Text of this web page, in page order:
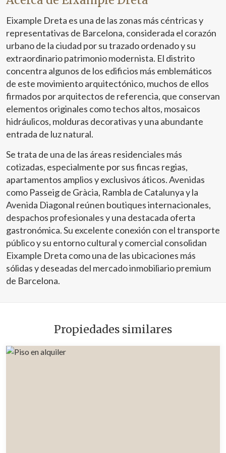
Eixample Dreta es una de las zonas más céntricas y
representativas de Barcelona, considerada el corazón
urbano de la ciudad por su trazado ordenado y su
extraordinario patrimonio modernista. El distrito
concentra algunos de los edificios más emblemáticos
de este movimiento arquitectónico, muchos de ellos
firmados por arquitectos de referencia, que conservan
elementos originales como techos altos, mosaicos
hidráulicos, molduras decorativas y una abundante
entrada de luz natural.
Se trata de una de las áreas residenciales más
cotizadas, especialmente por sus fincas regias,
apartamentos amplios y exclusivos áticos. Avenidas
como Passeig de Gràcia, Rambla de Catalunya y la
Avenida Diagonal reúnen boutiques internacionales,
despachos profesionales y una destacada oferta
gastronómica. Su excelente conexión con el transporte
público y su entorno cultural y comercial consolidan
Eixample Dreta como una de las ubicaciones más
sólidas y deseadas del mercado inmobiliario premium
de Barcelona.
Propiedades similares